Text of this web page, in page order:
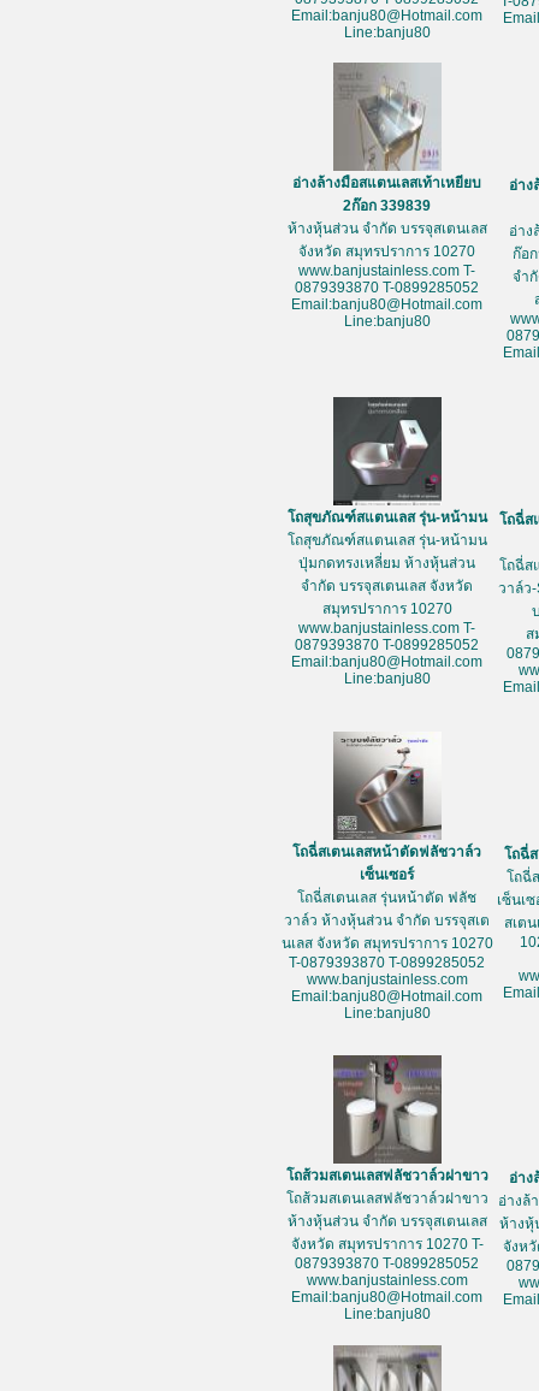
Email:banju80@Hotmail.com
Line:banju80
อ่างล้างมือสแตนเลสเท้าเหยียบ
2ก๊อก 339839
ห้างหุ้นส่วน จำกัด บรรจุสเตนเลส
จังหวัด สมุทรปราการ 10270
www.banjustainless.com T-
0879393870 T-0899285052
Email:banju80@Hotmail.com
Line:banju80
อ่าง
อ่าง
ก๊อ
จำ
โถสุขภัณฑ์สแตนเลส รุ่น-หน้ามน
โถสุขภัณฑ์สแตนเลส รุ่น-หน้ามน
ปุ่มกดทรงเหลี่ยม ห้างหุ้นส่วน
จำกัด บรรจุสเตนเลส จังหวัด
สมุทรปราการ 10270
www.banjustainless.com T-
0879393870 T-0899285052
Email:banju80@Hotmail.com
Line:banju80
โถฉี่ส
โถฉี่ส
วาล์ว
ส
โถฉี่สเตนเลสหน้าตัดฟลัชวาล์ว
เซ็นเซอร์
โถฉี่สเตนเลส รุ่นหน้าตัด ฟลัช
วาล์ว ห้างหุ้นส่วน จำกัด บรรจุสเต
นเลส จังหวัด สมุทรปราการ 10270
T-0879393870 T-0899285052
www.banjustainless.com
Email:banju80@Hotmail.com
Line:banju80
โถฉี่
โถฉี่
เซ็นเ
สเต
โถส้วมสเตนเลสฟลัชวาล์วฝาขาว
โถส้วมสเตนเลสฟลัชวาล์วฝาขาว
ห้างหุ้นส่วน จำกัด บรรจุสเตนเลส
จังหวัด สมุทรปราการ 10270 T-
0879393870 T-0899285052
www.banjustainless.com
Email:banju80@Hotmail.com
Line:banju80
อ่าง
อ่างล้
ห้างหุ้
จังห